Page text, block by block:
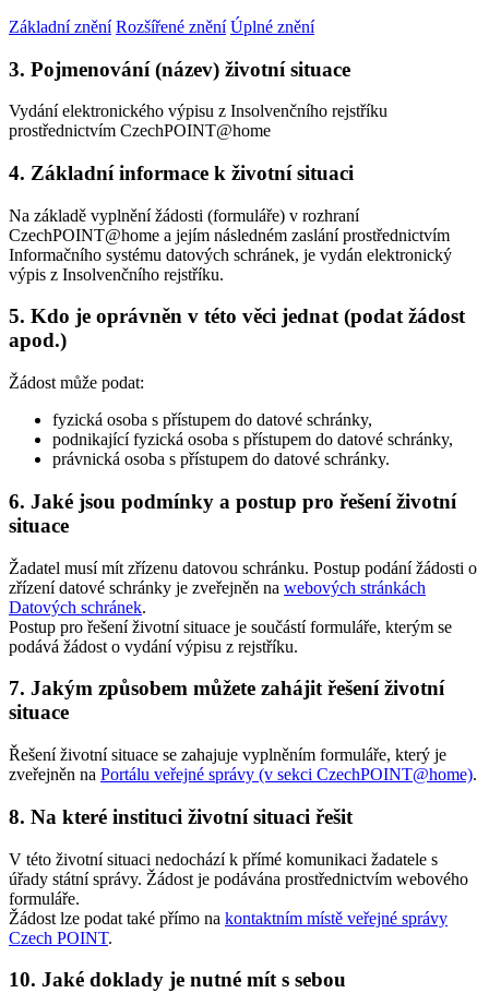
Základní znění Rozšířené znění Úplné znění
3. Pojmenování (název) životní situace
Vydání elektronického výpisu z Insolvenčního rejstříku
prostřednictvím CzechPOINT@home
4. Základní informace k životní situaci
Na základě vyplnění žádosti (formuláře) v rozhraní
CzechPOINT@home a jejím následném zaslání prostřednictvím
Informačního systému datových schránek, je vydán elektronický
výpis z Insolvenčního rejstříku.
5. Kdo je oprávněn v této věci jednat (podat žádost
apod.)
Žádost může podat:
fyzická osoba s přístupem do datové schránky,
podnikající fyzická osoba s přístupem do datové schránky,
právnická osoba s přístupem do datové schránky.
6. Jaké jsou podmínky a postup pro řešení životní
situace
Žadatel musí mít zřízenu datovou schránku. Postup podání žádosti o
zřízení datové schránky je zveřejněn na webových stránkách
Datových schránek.
Postup pro řešení životní situace je součástí formuláře, kterým se
podává žádost o vydání výpisu z rejstříku.
7. Jakým způsobem můžete zahájit řešení životní
situace
Řešení životní situace se zahajuje vyplněním formuláře, který je
zveřejněn na Portálu veřejné správy (v sekci CzechPOINT@home).
8. Na které instituci životní situaci řešit
V této životní situaci nedochází k přímé komunikaci žadatele s
úřady státní správy. Žádost je podávána prostřednictvím webového
formuláře.
Žádost lze podat také přímo na kontaktním místě veřejné správy
Czech POINT.
10. Jaké doklady je nutné mít s sebou